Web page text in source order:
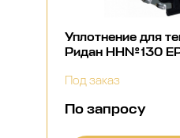
Уплотнение для
Ридан НН№130
Под заказ
По запросу